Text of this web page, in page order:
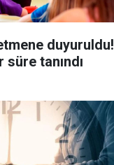
duyuruldu!
tanındı